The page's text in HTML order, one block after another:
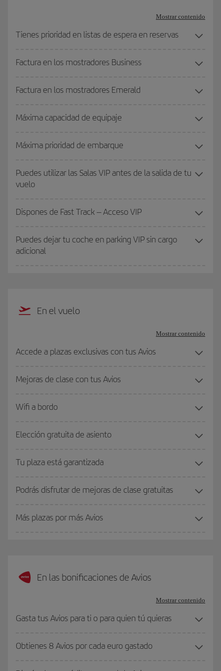
Mostrar contenido
Tienes prioridad en listas de espera en reservas
Factura en los mostradores Business
Factura en los mostradores Emerald
Máxima capacidad de equipaje
Máxima prioridad de embarque
Puedes utilizar las Salas VIP antes de la salida de tu
vuelo
Dispones de Fast Track – Acceso VIP
Puedes dejar tu coche en parking VIP sin cargo
adicional
En el vuelo
Mostrar contenido
Accede a plazas exclusivas con tus Avios
Mejoras de clase con tus Avios
Wifi a bordo
Elección gratuita de asiento
Tu plaza está garantizada
Podrás disfrutar de mejoras de clase gratuitas
Más plazas por más Avios
En las bonificaciones de Avios
Mostrar contenido
Gasta tus Avios para ti o para quien tú quieras
Obtienes 8 Avios por cada euro gastado